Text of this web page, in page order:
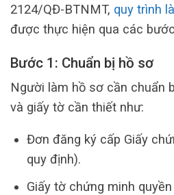
2124/QĐ-BTNMT, quy trình
được thực hiện qua các
Bước 1: Chuẩn bị hồ sơ
Người làm hồ sơ cần chuẩn
và giấy tờ cần thiết như:
Đơn đăng ký cấp Giấy
quy định).
Giấy tờ chứng minh